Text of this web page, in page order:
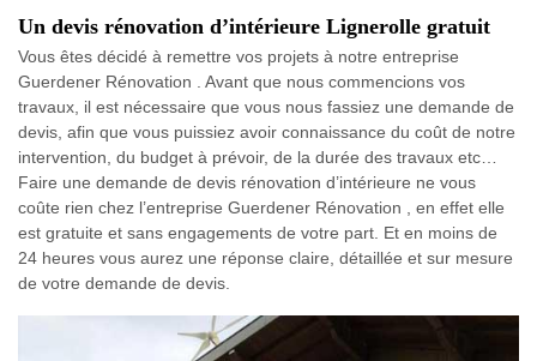
Un devis rénovation d’intérieure Lignerolle gratuit
Vous êtes décidé à remettre vos projets à notre entreprise
Guerdener Rénovation . Avant que nous commencions vos
travaux, il est nécessaire que vous nous fassiez une demande de
devis, afin que vous puissiez avoir connaissance du coût de notre
intervention, du budget à prévoir, de la durée des travaux etc…
Faire une demande de devis rénovation d’intérieure ne vous
coûte rien chez l’entreprise Guerdener Rénovation , en effet elle
est gratuite et sans engagements de votre part. Et en moins de
24 heures vous aurez une réponse claire, détaillée et sur mesure
de votre demande de devis.